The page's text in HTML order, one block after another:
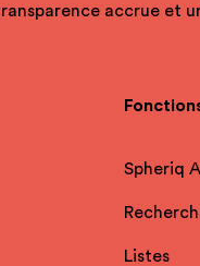
accrue et
Spheriq AI
Listes